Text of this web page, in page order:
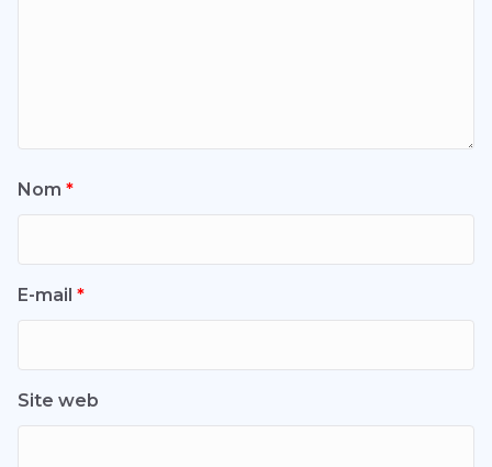
Nom *
E-mail *
Site web